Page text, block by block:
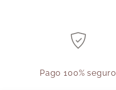
Pago 100% seguro